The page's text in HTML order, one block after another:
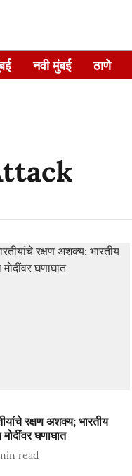
नवी मुंबई ठाणे
रक्षण अशक्य; भारतीय
घणाघात
read